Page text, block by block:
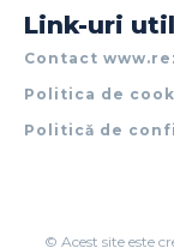
Link-uri
Contact
Politica de
Politică de
© Acest site este